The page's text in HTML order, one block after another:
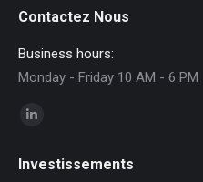
Contactez Nous
Business hours:
Monday - Friday 10 AM - 6 PM
Trouvez nous sur :
LinkedIn
Investissements